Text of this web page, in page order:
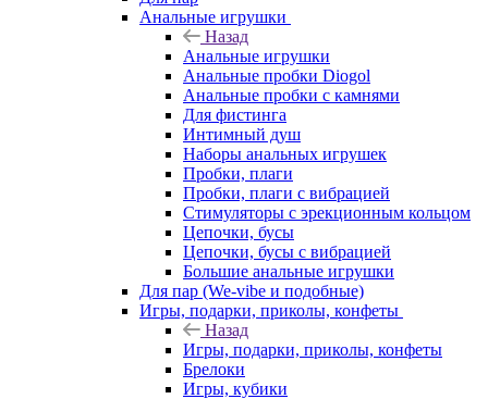
Анальные игрушки
Назад
Анальные игрушки
Анальные пробки Diogol
Анальные пробки с камнями
Для фистинга
Интимный душ
Наборы анальных игрушек
Пробки, плаги
Пробки, плаги с вибрацией
Стимуляторы с эрекционным кольцом
Цепочки, бусы
Цепочки, бусы с вибрацией
Большие анальные игрушки
Для пар (We-vibe и подобные)
Игры, подарки, приколы, конфеты
Назад
Игры, подарки, приколы, конфеты
Брелоки
Игры, кубики